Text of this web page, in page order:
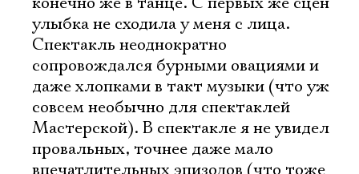
улыбка не сходила у меня с лица.
Спектакль неоднократно
сопровождался бурными овациями и
даже хлопками в такт музыки (что уж
совсем необычно для спектаклей
Мастерской). В спектакле я не увидел
провальных, точнее даже мало